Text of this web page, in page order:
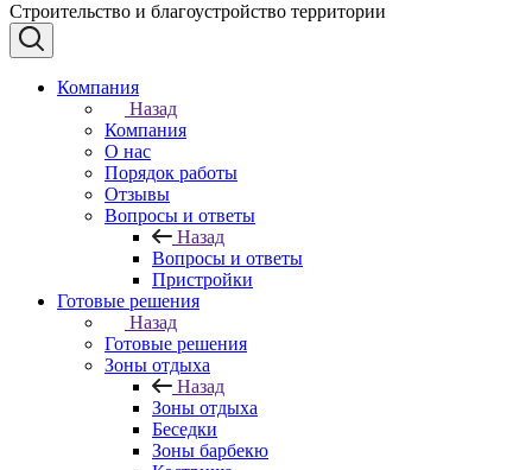
Строительство и благоустройство территории
Компания
Назад
Компания
О нас
Порядок работы
Отзывы
Вопросы и ответы
Назад
Вопросы и ответы
Пристройки
Готовые решения
Назад
Готовые решения
Зоны отдыха
Назад
Зоны отдыха
Беседки
Зоны барбекю